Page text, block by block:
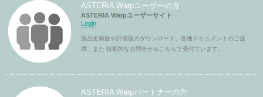
ASTERIA Warpユーザーの方
ASTERIA Warpユーザーサイト
Login
製品更新版や評価版のダウンロード、各種ドキュメントのご提
供、また 技術的なお問合せもこちらで受付ています。
ASTERIA Warpパートナーの方